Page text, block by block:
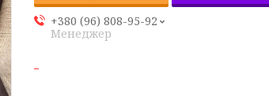
+380 (96) 808-95-92
Менеджер